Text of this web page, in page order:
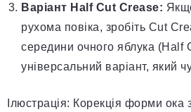
Варіант Half Cut Crease:
рухома повіка, зробіть Cut
середини очного яблука (Half
універсальний варіант, який
Ілюстрація: Корекція форми